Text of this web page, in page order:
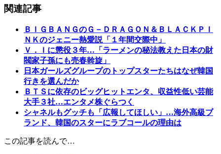
関連記事
ＢＩＧＢＡＮＧのＧ－ＤＲＡＧＯＮ＆ＢＬＡＣＫＰＩ
ＮＫのジェニー熱愛説「１年間交際中」
Ｖ．Ｉに懲役３年…「ラーメンの秘法教えた日本の財
閥家子孫にも売春斡旋」
日本ガールズグループのトップスターたちはなぜ韓国
行きを選んだか
ＢＴＳに依存のビッグヒットエンタ、収益性低い芸能
大手３社…エンタメ株ぐらつく
シャネルもグッチも「広報してほしい」…海外高級ブ
ランド、韓国のスターにラブコールの理由は
この記事を読んで…